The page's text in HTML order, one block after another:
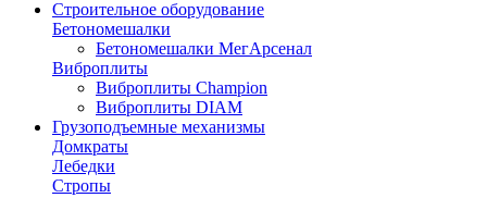
Строительное оборудование
Бетономешалки
Бетономешалки МегАрсенал
Виброплиты
Виброплиты Champion
Виброплиты DIAM
Грузоподъемные механизмы
Домкраты
Лебедки
Стропы